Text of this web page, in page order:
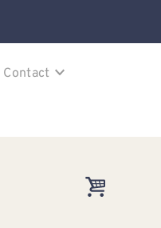
Contact